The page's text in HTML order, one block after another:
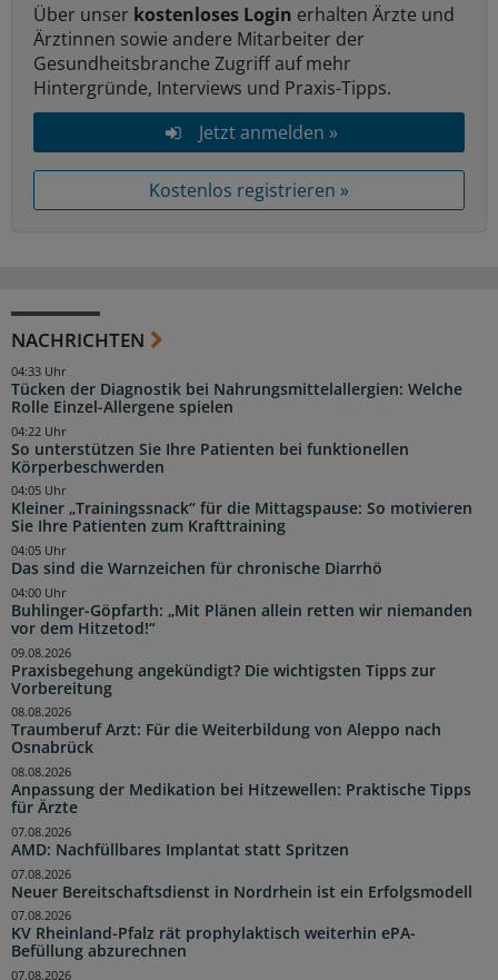
Über unser kostenloses Login erhalten Ärzte und
Ärztinnen sowie andere Mitarbeiter der
Gesundheitsbranche Zugriff auf mehr
Hintergründe, Interviews und Praxis-Tipps.
Jetzt anmelden »
Kostenlos registrieren »
NACHRICHTEN
Tücken der Diagnostik bei Nahrungsmittelallergien: Welche
Rolle Einzel-Allergene spielen
04:33 Uhr
So unterstützen Sie Ihre Patienten bei funktionellen
Körperbeschwerden
04:22 Uhr
Kleiner „Trainingssnack“ für die Mittagspause: So motivieren
Sie Ihre Patienten zum Krafttraining
04:05 Uhr
Das sind die Warnzeichen für chronische Diarrhö
04:05 Uhr
Buhlinger-Göpfarth: „Mit Plänen allein retten wir niemanden
vor dem Hitzetod!“
04:00 Uhr
Praxisbegehung angekündigt? Die wichtigsten Tipps zur
Vorbereitung
09.08.2026
Traumberuf Arzt: Für die Weiterbildung von Aleppo nach
Osnabrück
08.08.2026
Anpassung der Medikation bei Hitzewellen: Praktische Tipps
für Ärzte
08.08.2026
AMD: Nachfüllbares Implantat statt Spritzen
07.08.2026
Neuer Bereitschaftsdienst in Nordrhein ist ein Erfolgsmodell
07.08.2026
KV Rheinland-Pfalz rät prophylaktisch weiterhin ePA-
Befüllung abzurechnen
07.08.2026
07.08.2026